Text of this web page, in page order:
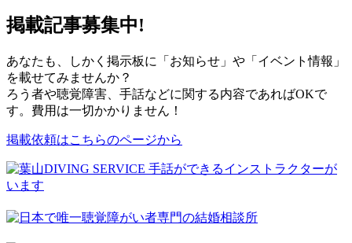
掲載記事募集中!
あなたも、しかく掲示板に「お知らせ」や「イベント情報」
を載せてみませんか？
ろう者や聴覚障害、手話などに関する内容であればOKで
す。費用は一切かかりません！
掲載依頼はこちらのページから